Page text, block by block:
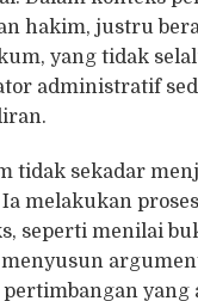
hakim, justru
yang tidak
administratif
tidak sekadar
melakukan
seperti menilai
yang